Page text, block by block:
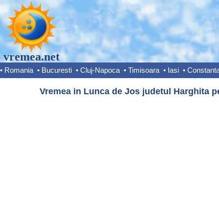
vremea.net
• Romania • Bucuresti • Cluj-Napoca • Timisoara • Iasi •
Vremea in Lunca de Jos judetul Harghita